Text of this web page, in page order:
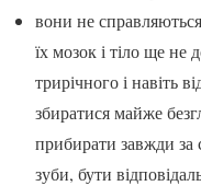
вони не
їх мозок і тіло ще не
трирічного і навіть
збиратися майже
прибирати завжди за
зуби, бути